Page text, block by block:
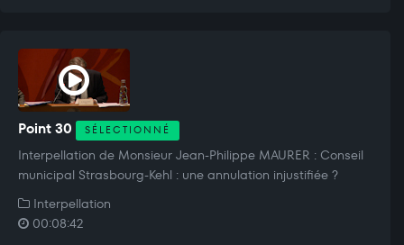
Point 30 SÉLECTIONNÉ
Interpellation de Monsieur Jean-Philippe MAURER : Conseil
municipal Strasbourg-Kehl : une annulation injustifiée ?
Interpellation
00:08:42